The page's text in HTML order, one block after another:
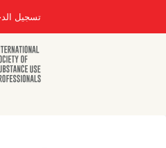
المحتوى
تسجيل